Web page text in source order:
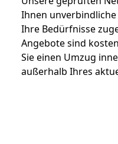
Ihnen
Ihre Bedürfnisse
Angebote sind
Sie einen Umzug
außerhalb Ihres